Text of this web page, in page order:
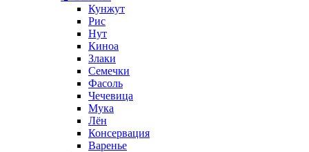
Кунжут
Рис
Нут
Киноа
Злаки
Семечки
Фасоль
Чечевица
Мука
Лён
Консервация
Варенье